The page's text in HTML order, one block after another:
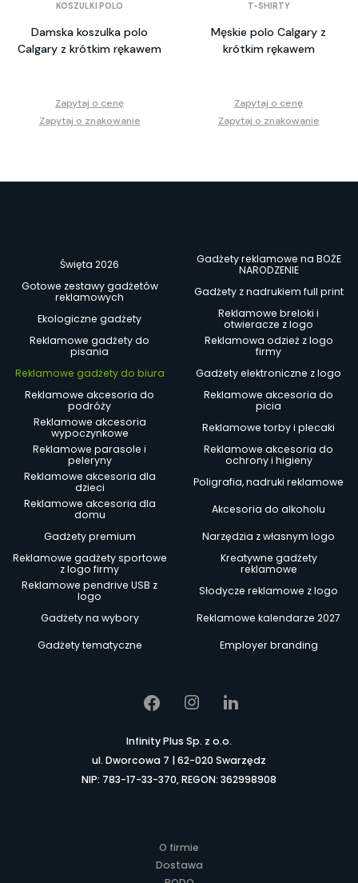
KOSZULKI POLO
Damska koszulka polo
Calgary z krótkim rękawem
Zapytaj o cenę
Zapytaj o znakowanie
T-SHIRTY
Męskie polo Calgary z
krótkim rękawem
Zapytaj o cenę
Zapytaj o znakowanie
Święta 2026
Gadżety reklamowe na BOŻE
NARODZENIE
Gotowe zestawy gadżetów
reklamowych
Gadżety z nadrukiem full print
Ekologiczne gadżety
Reklamowe breloki i
otwieracze z logo
Reklamowe gadżety do
pisania
Reklamowa odzież z logo
firmy
Reklamowe gadżety do biura
Gadżety elektroniczne z logo
Reklamowe akcesoria do
podróży
Reklamowe akcesoria do
picia
Reklamowe akcesoria
wypoczynkowe
Reklamowe torby i plecaki
Reklamowe parasole i
peleryny
Reklamowe akcesoria do
ochrony i higieny
Reklamowe akcesoria dla
dzieci
Poligrafia, nadruki reklamowe
Reklamowe akcesoria dla
domu
Akcesoria do alkoholu
Gadżety premium
Narzędzia z własnym logo
Reklamowe gadżety sportowe
z logo firmy
Kreatywne gadżety
reklamowe
Reklamowe pendrive USB z
logo
Słodycze reklamowe z logo
Gadżety na wybory
Reklamowe kalendarze 2027
Gadżety tematyczne
Employer branding
Infinity Plus Sp. z o.o.
ul. Dworcowa 7 | 62-020 Swarzędz
NIP: 783-17-33-370, REGON: 362998908
O firmie
Dostawa